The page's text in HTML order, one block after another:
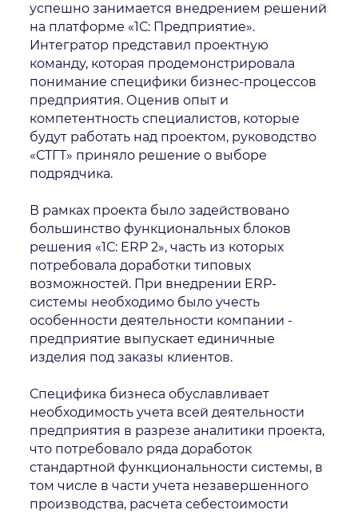
успешно занимается внедрением решений
на платформе «1С: Предприятие».
Интегратор представил проектную
команду, которая продемонстрировала
понимание специфики бизнес-процессов
предприятия. Оценив опыт и
компетентность специалистов, которые
будут работать над проектом, руководство
«СТГТ» приняло решение о выборе
подрядчика.
В рамках проекта было задействовано
большинство функциональных блоков
решения «1С: ERP 2», часть из которых
потребовала доработки типовых
возможностей. При внедрении ERP-
системы необходимо было учесть
особенности деятельности компании -
предприятие выпускает единичные
изделия под заказы клиентов.
Специфика бизнеса обуславливает
необходимость учета всей деятельности
предприятия в разрезе аналитики проекта,
что потребовало ряда доработок
стандартной функциональности системы, в
том числе в части учета незавершенного
производства, расчета себестоимости